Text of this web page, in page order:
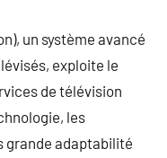
un système avancé
exploite le
de télévision
les
grande adaptabilité